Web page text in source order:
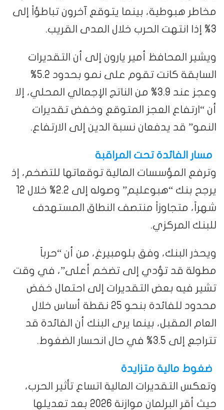
مخاطر هبوطية، بينما يتوقع آخرون تباطؤاً إلى
3% إذا انتهت الحرب خلال المدى القريب.
ويشير المحافظ أمير يارون إلى أن التقديرات
السابقة كانت تقوم على نمو بحدود 5.2%
وعجز عند 3.9% من الناتج الإجمالي المحلي، إلا
أن “ارتفاع العجز المتوقع وخفض تقديرات
النمو” قد يدفعان نسبة الدين إلى الارتفاع.
مسار الفائدة تحت المراقبة
وترفع المؤسسات المالية توقعاتها للتضخم، إذ
يرجح بنك “هبوعليم” وصوله إلى 2.2% خلال 12
شهراً، متجاوزاً منتصف النطاق المستهدف
للبنك المركزي.
ويحذر البنك، وفق بلومبيرغ، من أن “حرباً
مطولة قد تؤدي إلى تضخم أعلى”، في وقت
تشير فيه بعض التقديرات إلى احتمال خفض
محدود للفائدة بنحو 25 نقطة أساس خلال
العام المقبل، بينما يرى البنك أن الفائدة قد
تتراجع إلى 3.5% في حال انحسار الضغوط.
ضغوط مالية متزايدة
وتعكس التقديرات المالية اتساع تأثير الحرب،
حيث أقر البرلمان موازنة 2026 بعد تعديلها